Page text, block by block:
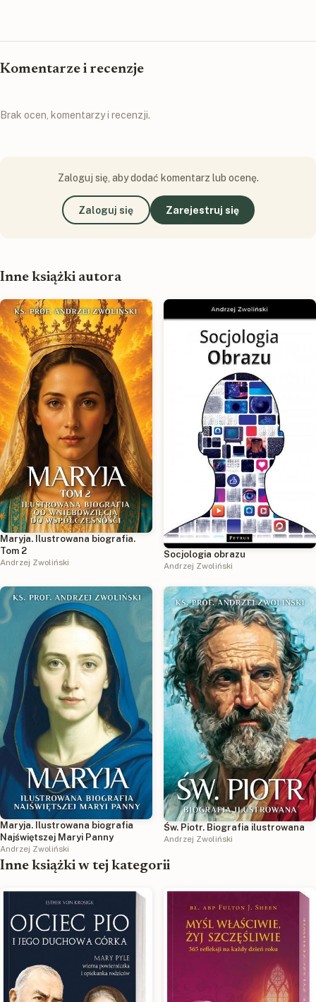
Komentarze i recenzje
Brak ocen, komentarzy i recenzji.
Zaloguj się, aby dodać komentarz lub ocenę.
Zaloguj się Zarejestruj się
Inne książki autora
Maryja. Ilustrowana biografia.
Tom 2
Andrzej Zwoliński
Socjologia obrazu
Andrzej Zwoliński
Maryja. Ilustrowana biografia
Najświętszej Maryi Panny
Andrzej Zwoliński
Św. Piotr. Biografia ilustrowana
Andrzej Zwoliński
Inne książki w tej kategorii